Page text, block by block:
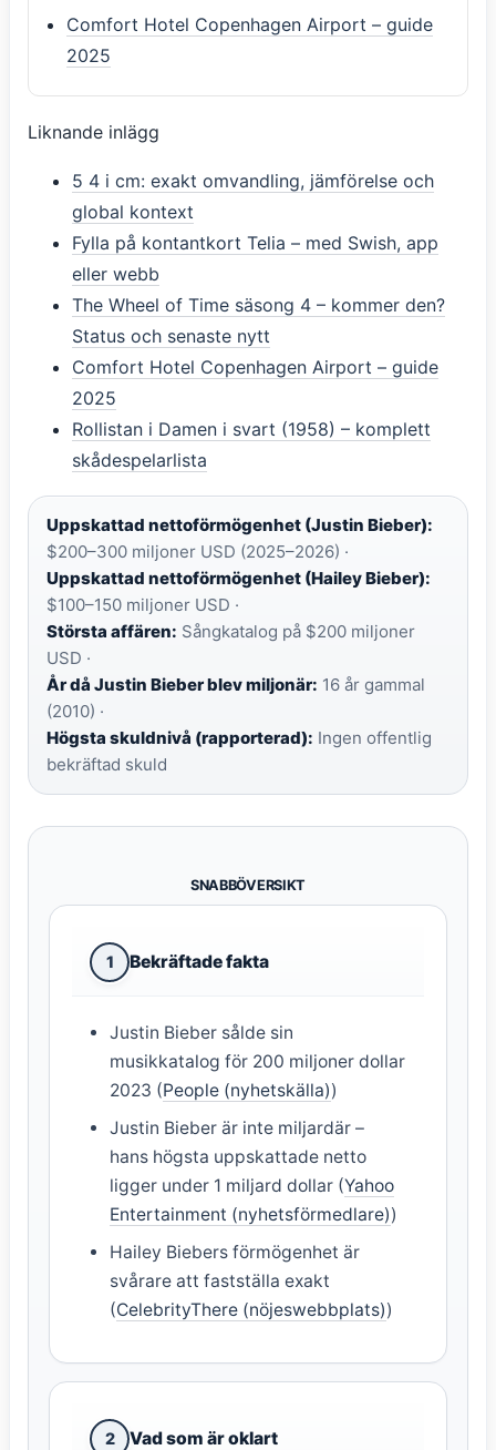
Comfort Hotel Copenhagen Airport – guide
2025
Liknande inlägg
5 4 i cm: exakt omvandling, jämförelse och
global kontext
Fylla på kontantkort Telia – med Swish, app
eller webb
The Wheel of Time säsong 4 – kommer den?
Status och senaste nytt
Comfort Hotel Copenhagen Airport – guide
2025
Rollistan i Damen i svart (1958) – komplett
skådespelarlista
Uppskattad nettoförmögenhet (Justin Bieber):
$200–300 miljoner USD (2025–2026) ·
Uppskattad nettoförmögenhet (Hailey Bieber):
$100–150 miljoner USD ·
Största affären: Sångkatalog på $200 miljoner
USD ·
År då Justin Bieber blev miljonär: 16 år gammal
(2010) ·
Högsta skuldnivå (rapporterad): Ingen offentlig
bekräftad skuld
SNABBÖVERSIKT
1 Bekräftade fakta
Justin Bieber sålde sin
musikkatalog för 200 miljoner dollar
2023 (People (nyhetskälla))
Justin Bieber är inte miljardär –
hans högsta uppskattade netto
ligger under 1 miljard dollar (Yahoo
Entertainment (nyhetsförmedlare))
Hailey Biebers förmögenhet är
svårare att fastställa exakt
(CelebrityThere (nöjeswebbplats))
2 Vad som är oklart